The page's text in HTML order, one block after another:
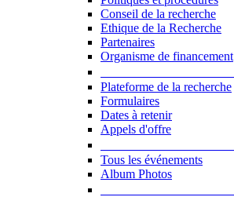
Conseil de la recherche
Ethique de la Recherche
Partenaires
Organisme de financement
Plateforme de la recherche
Formulaires
Dates à retenir
Appels d'offre
Tous les événements
Album Photos